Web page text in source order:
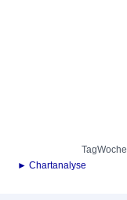
TagWoche
► Chartanalyse